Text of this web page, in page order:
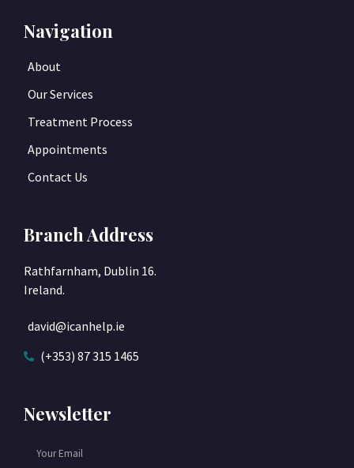
Navigation
About
Our Services
Treatment Process
Appointments
Contact Us
Branch Address
Rathfarnham, Dublin 16.
Ireland.
david@icanhelp.ie
(+353) 87 315 1465
Newsletter